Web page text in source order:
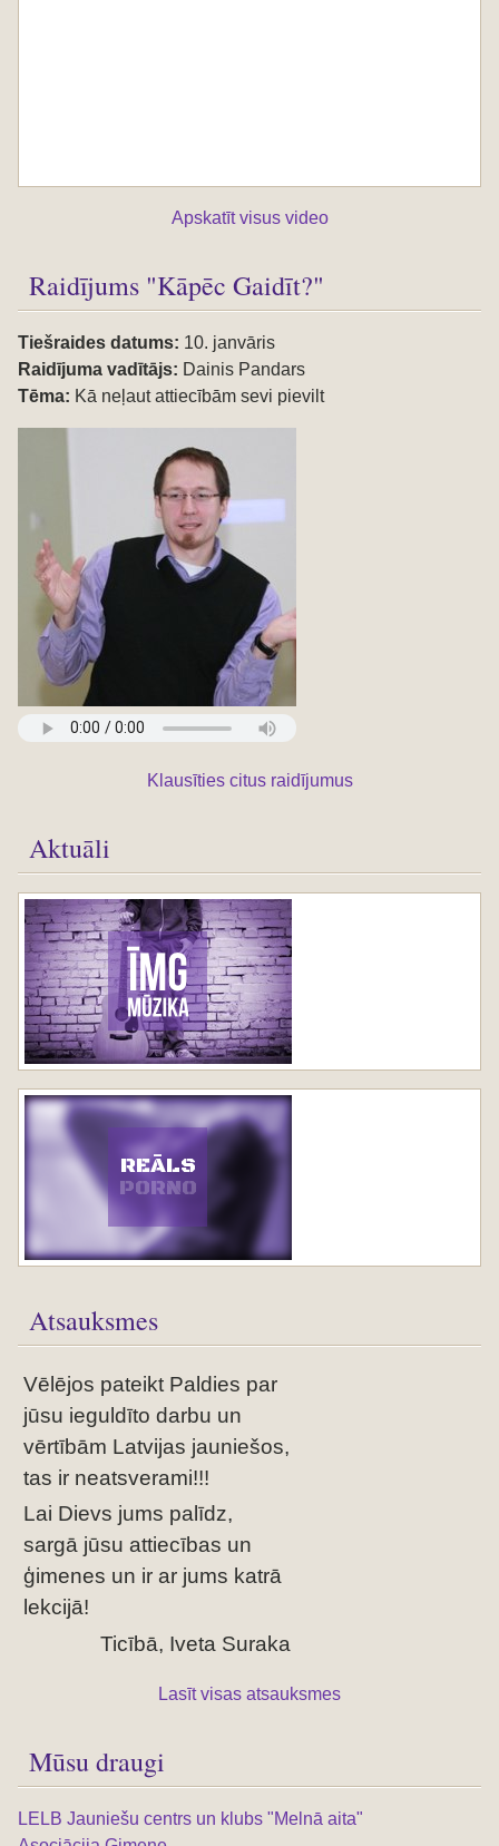
Apskatīt visus video
Raidījums "Kāpēc Gaidīt?"
Tiešraides datums: 10. janvāris
Raidījuma vadītājs: Dainis Pandars
Tēma: Kā neļaut attiecībām sevi pievilt
Klausīties citus raidījumus
Aktuāli
REĀLS
PORNO
Atsauksmes
Vēlējos pateikt Paldies par
jūsu ieguldīto darbu un
vērtībām Latvijas jauniešos,
tas ir neatsverami!!!
Lai Dievs jums palīdz,
sargā jūsu attiecības un
ģimenes un ir ar jums katrā
lekcijā!
Ticībā, Iveta Suraka
Lasīt visas atsauksmes
Mūsu draugi
LELB Jauniešu centrs un klubs "Melnā aita"